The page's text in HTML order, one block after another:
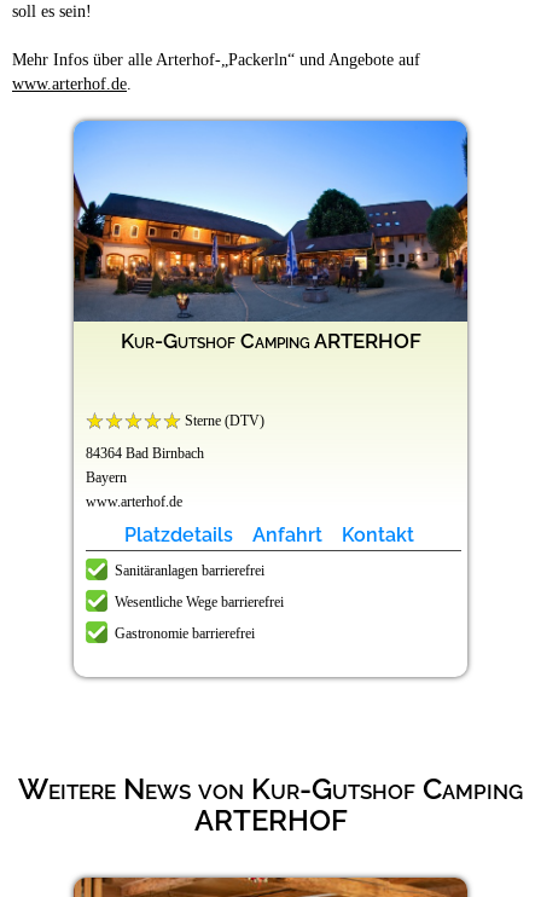
soll es sein!
Mehr Infos über alle Arterhof-„Packerln“ und Angebote auf
www.arterhof.de
Kur-Gutshof Camping ARTERHOF
Sterne (DTV)
84364 Bad Birnbach
Bayern
www.arterhof.de
Platzdetails Anfahrt Kontakt
Sanitäranlagen barrierefrei
Wesentliche Wege barrierefrei
Gastronomie barrierefrei
Weitere News von Kur-Gutshof Camping
ARTERHOF